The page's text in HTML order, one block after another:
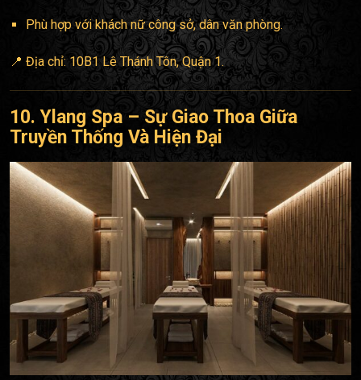
Phù hợp với khách nữ công sở, dân văn phòng.
📍 Địa chỉ: 10B1 Lê Thánh Tôn, Quận 1.
10. Ylang Spa – Sự Giao Thoa Giữa
Truyền Thống Và Hiện Đại